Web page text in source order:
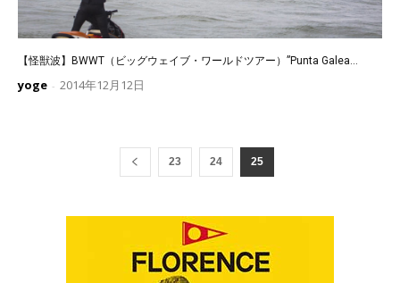
【怪獣波】BWWT（ビッグウェイブ・ワールドツアー）”Punta Galea...
yoge - 2014年12月12日
23 24 25